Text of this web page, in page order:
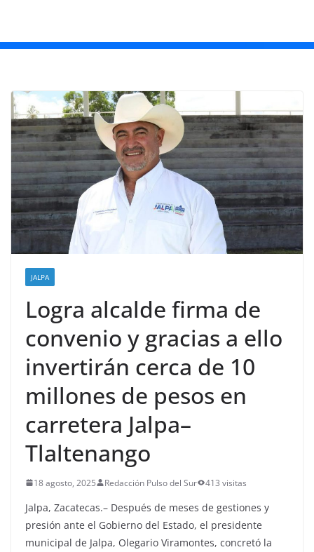
JALPA
Logra alcalde firma de
convenio y gracias a ello
invertirán cerca de 10
millones de pesos en
carretera Jalpa–
Tlaltenango
18 agosto, 2025 Redacción Pulso del Sur 413 visitas
Jalpa, Zacatecas.– Después de meses de gestiones y
presión ante el Gobierno del Estado, el presidente
municipal de Jalpa, Olegario Viramontes, concretó la